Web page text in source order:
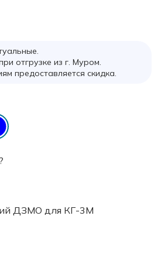
отгрузке из г. Муром.
предоставляется скидка.
ДЗМО для КГ-3М